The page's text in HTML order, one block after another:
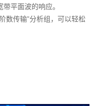
平面波的响应。
数传输”分析组，可以轻松